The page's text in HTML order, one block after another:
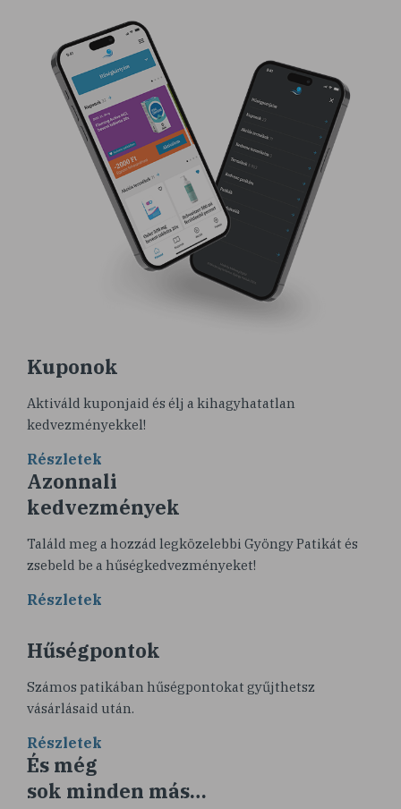
Kuponok
Aktiváld kuponjaid és élj a kihagyhatatlan
kedvezményekkel!
Részletek
Azonnali
kedvezmények
Találd meg a hozzád legközelebbi Gyöngy Patikát és
zsebeld be a hűségkedvezményeket!
Részletek
Hűségpontok
Számos patikában hűségpontokat gyűjthetsz
vásárlásaid után.
Részletek
És még
sok minden más…